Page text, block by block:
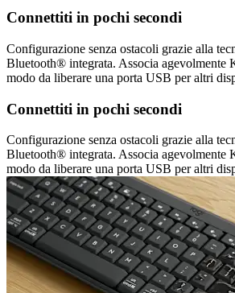
Connettiti in pochi secondi
Configurazione senza ostacoli grazie alla
Bluetooth® integrata. Associa agevolmente
modo da liberare una porta USB per altri
Connettiti in pochi secondi
Configurazione senza ostacoli grazie alla
Bluetooth® integrata. Associa agevolmente
modo da liberare una porta USB per altri